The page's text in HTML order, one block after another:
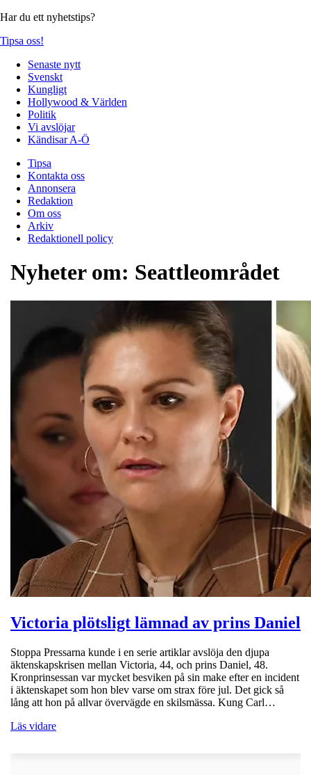
Har du ett nyhetstips?
Tipsa oss!
Senaste nytt
Svenskt
Kungligt
Hollywood & Världen
Politik
Vi avslöjar
Kändisar A-Ö
Tipsa
Kontakta oss
Annonsera
Redaktion
Om oss
Arkiv
Redaktionell policy
Nyheter om: Seattleområdet
Victoria plötsligt lämnad av prins Daniel
Stoppa Pressarna kunde i en serie artiklar avslöja den djupa
äktenskapskrisen mellan Victoria, 44, och prins Daniel, 48.
Kronprinsessan var mycket besviken på sin make efter en incident
i äktenskapet som hon blev varse om strax före jul. Det gick så
lång att hon på allvar övervägde en skilsmässa. Kung Carl…
Läs vidare